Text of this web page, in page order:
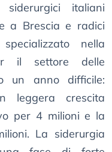
italiani
a Brescia e radici
nella
il settore delle
un anno difficile:
leggera crescita
per 4 milioni e la
La siderurgia